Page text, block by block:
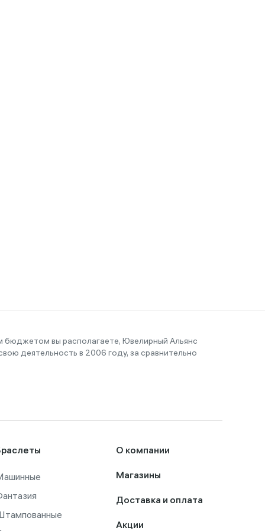
бюджетом вы располагаете, Ювелирный Альянс
деятельность в 2006 году, за сравнительно
О компании
Магазины
Доставка и оплата
Акции